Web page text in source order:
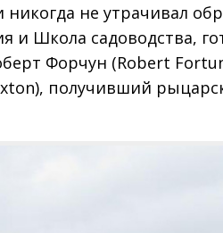
не утрачивал
и Школа садоводства,
Форчун (Robert
получивший